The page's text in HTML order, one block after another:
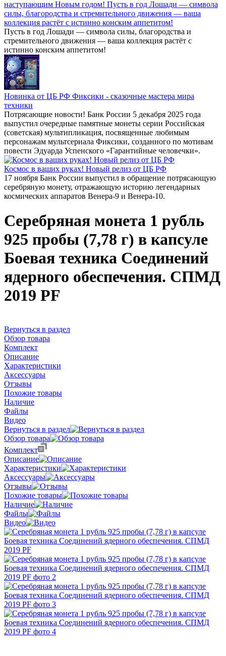
наступающим Новым годом! Пусть в год Лошади — символа
силы, благородства и стремительного движения — ваша
коллекция растёт с истинно конским аппетитом!
Пусть в год Лошади — символа силы, благородства и
стремительного движения — ваша коллекция растёт с
истинно конским аппетитом!
Новинка от ЦБ РФ Фиксики - сказочные мастера мира
техники
Потрясающие новости! Банк России 5 декабря 2025 года
выпустил очередные памятные монеты серии Российская
(советская) мультипликация, посвященные любимым
персонажам мультсериала Фиксики, созданного по мотивам
повести Эдуарда Успенского «Гарантийные человечки».
Космос в ваших руках! Новый релиз от ЦБ РФ
17 ноября Банк России выпустил в обращение потрясающую
серебряную монету, отражающую историю легендарных
космических аппаратов Венера-9 и Венера-10.
Серебряная монета 1 рубль
925 пробы (7,78 г) в капсуле
Боевая техника Соединений
ядерного обеспечения. СПМД
2019 PF
Вернуться в раздел
Обзор товара
Комплект
Описание
Характеристики
Аксессуары
Отзывы
Похожие товары
Наличие
Файлы
Видео
Вернуться в раздел
Обзор товара
Комплект
Описание
Характеристики
Аксессуары
Отзывы
Похожие товары
Наличие
Файлы
Видео